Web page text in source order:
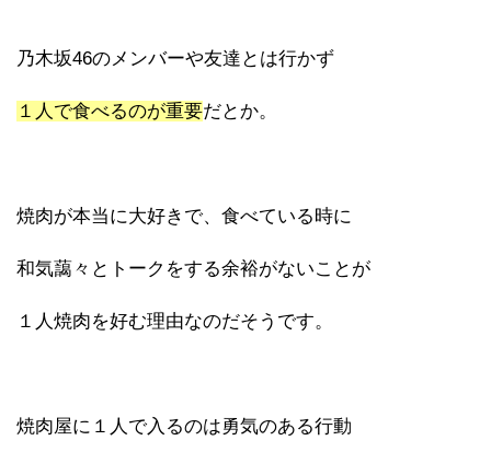
乃木坂46のメンバーや友達とは行かず
１人で食べるのが重要だとか。
焼肉が本当に大好きで、食べている時に
和気藹々とトークをする余裕がないことが
１人焼肉を好む理由なのだそうです。
焼肉屋に１人で入るのは勇気のある行動